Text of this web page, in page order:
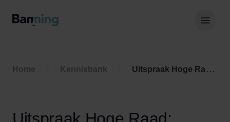
Home Kennisbank Uitspraak Hoge Raad: Huurrecht (ECLI:NL:HR:2020:1499, 25 september 2020, 19/01351)